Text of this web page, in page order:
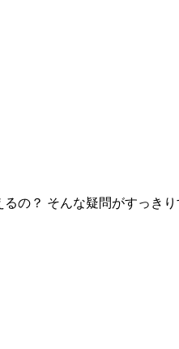
の？ そんな疑問がすっき